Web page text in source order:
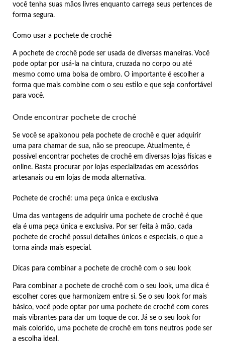
você tenha suas mãos livres enquanto carrega seus pertences de
forma segura.
Como usar a pochete de crochê
A pochete de crochê pode ser usada de diversas maneiras. Você
pode optar por usá-la na cintura, cruzada no corpo ou até
mesmo como uma bolsa de ombro. O importante é escolher a
forma que mais combine com o seu estilo e que seja confortável
para você.
Onde encontrar pochete de crochê
Se você se apaixonou pela pochete de crochê e quer adquirir
uma para chamar de sua, não se preocupe. Atualmente, é
possível encontrar pochetes de crochê em diversas lojas físicas e
online. Basta procurar por lojas especializadas em acessórios
artesanais ou em lojas de moda alternativa.
Pochete de crochê: uma peça única e exclusiva
Uma das vantagens de adquirir uma pochete de crochê é que
ela é uma peça única e exclusiva. Por ser feita à mão, cada
pochete de crochê possui detalhes únicos e especiais, o que a
torna ainda mais especial.
Dicas para combinar a pochete de crochê com o seu look
Para combinar a pochete de crochê com o seu look, uma dica é
escolher cores que harmonizem entre si. Se o seu look for mais
básico, você pode optar por uma pochete de crochê com cores
mais vibrantes para dar um toque de cor. Já se o seu look for
mais colorido, uma pochete de crochê em tons neutros pode ser
a escolha ideal.